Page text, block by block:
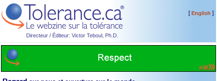
Directeur / Éditeur: Victor Teboul, Ph.D.
[English ]